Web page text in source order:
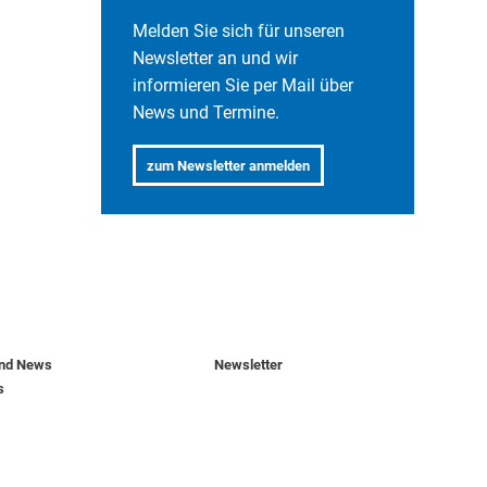
Melden Sie sich für unseren
Newsletter an und wir
informieren Sie per Mail über
News und Termine.
zum Newsletter anmelden
News
Newsletter